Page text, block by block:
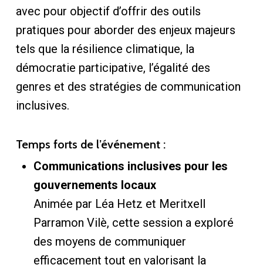
avec pour objectif d’offrir des outils
pratiques pour aborder des enjeux majeurs
tels que la résilience climatique, la
démocratie participative, l’égalité des
genres et des stratégies de communication
inclusives.
Temps forts de l’événement :
Communications inclusives pour les
gouvernements locaux
Animée par Léa Hetz et Meritxell
Parramon Vilè, cette session a exploré
des moyens de communiquer
efficacement tout en valorisant la